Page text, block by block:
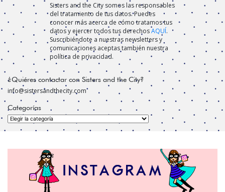
Sisters and the City somos las responsables
del tratamiento de tus datos. Puedes
conocer más acerca de cómo tratamos tus
datos y ejercer todos tus derechosAQUÍ.
Suscribiéndote a nuestras newsletters y
comunicaciones aceptas también nuestra
política de privacidad.
¿Quiéres contactar con Sisters and the City?
info@sistersandthecity.com
Categorías
Categorías